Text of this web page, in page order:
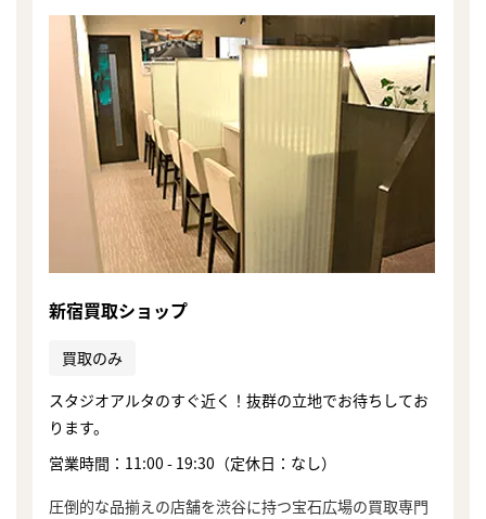
新宿買取ショップ
買取のみ
スタジオアルタのすぐ近く！抜群の立地でお待ちしてお
ります。
営業時間：11:00 - 19:30（定休日：なし）
圧倒的な品揃えの店舗を渋谷に持つ宝石広場の買取専門
まずは